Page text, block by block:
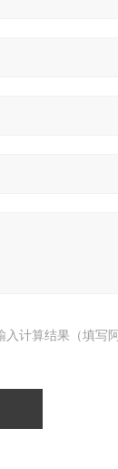
入计算结果（填写